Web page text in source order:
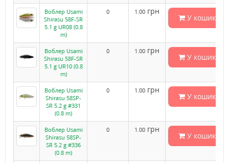
Воблер Usami
Shirasu 58F-SR
5.1 g UR08 (0.8
m)
0 1.00 грн
У кошик
Воблер Usami
Shirasu 58F-SR
5.1 g UR10 (0.8
m)
0 1.00 грн
У кошик
Воблер Usami
Shirasu 58SP-
SR 5.2 g #331
(0.8 m)
0 1.00 грн
У кошик
Воблер Usami
Shirasu 58SP-
SR 5.2 g #336
(0.8 m)
0 1.00 грн
У кошик